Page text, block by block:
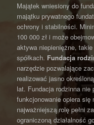
Majątek wniesiony do
majątku prywatnego
ochrony i stabilności.
100 000 zł i może
aktywa niepieniężne,
spółkach. Fundacja
narzędzie pozwalające
realizować jasno
lat. Fundacja rodzinna nie
funkcjonowanie opiera
najważniejszą rolę pełni
ograniczoną działalność